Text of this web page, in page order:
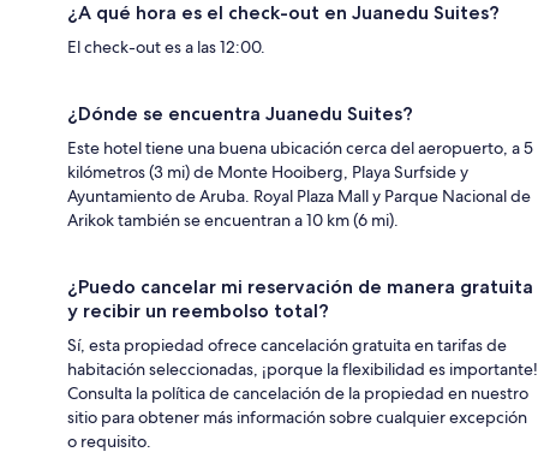
¿A qué hora es el check-out en Juanedu Suites?
El check-out es a las 12:00.
¿Dónde se encuentra Juanedu Suites?
Este hotel tiene una buena ubicación cerca del aeropuerto, a 5
kilómetros (3 mi) de Monte Hooiberg, Playa Surfside y
Ayuntamiento de Aruba. Royal Plaza Mall y Parque Nacional de
Arikok también se encuentran a 10 km (6 mi).
¿Puedo cancelar mi reservación de manera gratuita
y recibir un reembolso total?
Sí, esta propiedad ofrece cancelación gratuita en tarifas de
habitación seleccionadas, ¡porque la flexibilidad es importante!
Consulta la política de cancelación de la propiedad en nuestro
sitio para obtener más información sobre cualquier excepción
o requisito.